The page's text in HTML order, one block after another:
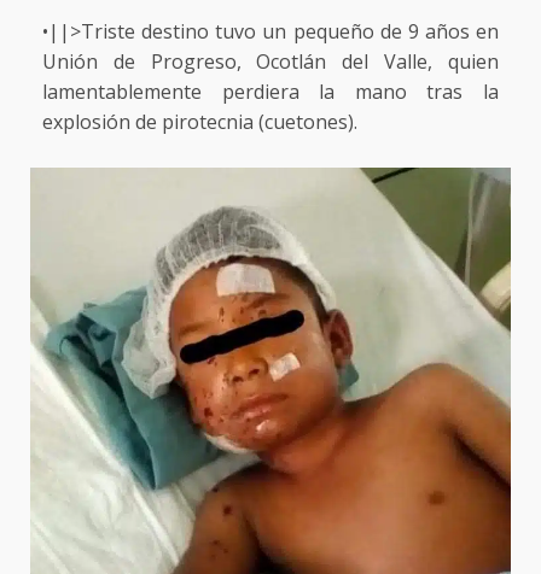
•||>Triste destino tuvo un pequeño de 9 años en
Unión de Progreso, Ocotlán del Valle, quien
lamentablemente perdiera la mano tras la
explosión de pirotecnia (cuetones).